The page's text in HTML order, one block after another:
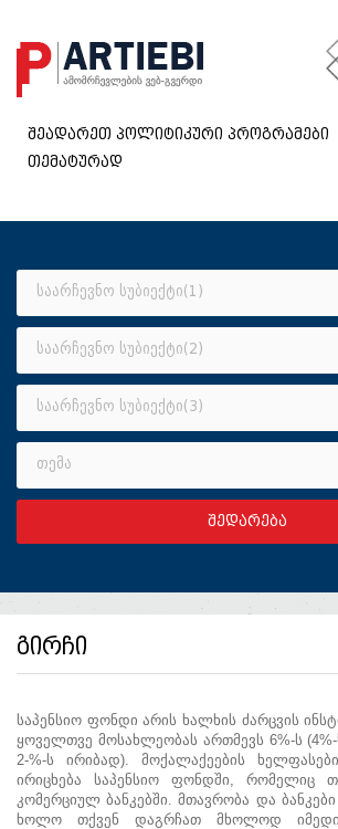
EECMD
ᲙᲘᲗᲮᲕᲐᲠᲘ
ᲮᲨᲘᲠᲐᲓ ᲓᲐᲡᲛᲣᲚᲘ ᲙᲘᲗᲮᲕᲔᲑᲘ
ᲓᲐᲒᲕᲘᲙᲐᲕᲨᲘᲠᲓᲘᲗ
GEO
შეადარეთ პოლიტიკური პროგრამები
თემატურად
საარჩევნო სუბიექტი(1)
საარჩევნო სუბიექტი(2)
საარჩევნო სუბიექტი(3)
თემა
გირჩი
საპენსიო ფონდი არის ხალხის ძარცვის
ყოველთვე მოსახლეობას ართმევს 6%-ს
2-%-ს ირიბად). მოქალაქეების
ირიცხება საპენსიო ფონდში, რომელიც
კომერციულ ბანკებში. მთავრობა და
ხოლო თქვენ დაგრჩათ მხოლოდ